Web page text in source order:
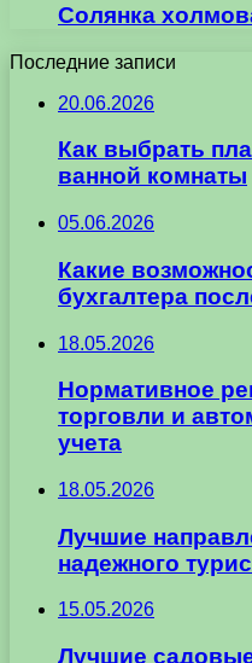
Солянка
Последние записи
20.06.2026
Как выбрать
ванной комнаты
05.06.2026
Какие
бухгалтера
18.05.2026
Нормативное
торговли и
учета
18.05.2026
Лучшие
надежного
15.05.2026
Лучшие